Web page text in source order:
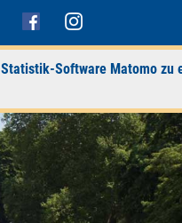
Software Matomo